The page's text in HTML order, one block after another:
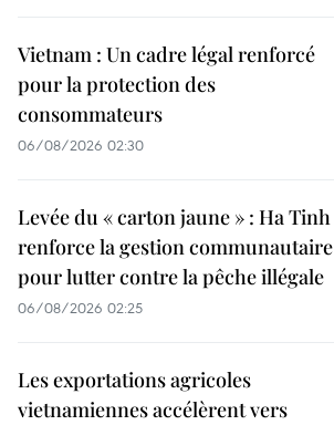
Vietnam : Un cadre légal renforcé
pour la protection des
consommateurs
06/08/2026 02:30
Levée du « carton jaune » : Ha Tinh
renforce la gestion communautaire
pour lutter contre la pêche illégale
06/08/2026 02:25
Les exportations agricoles
vietnamiennes accélèrent vers